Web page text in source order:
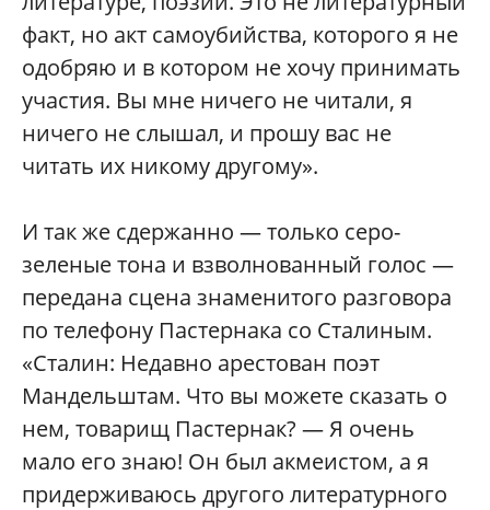
факт, но акт самоубийства, которого я не
одобряю и в котором не хочу принимать
участия. Вы мне ничего не читали, я
ничего не слышал, и прошу вас не
читать их никому другому».
И так же сдержанно — только серо-
зеленые тона и взволнованный голос —
передана сцена знаменитого разговора
по телефону Пастернака со Сталиным.
«Сталин: Недавно арестован поэт
Мандельштам. Что вы можете сказать о
нем, товарищ Пастернак? — Я очень
мало его знаю! Он был акмеистом, а я
придерживаюсь другого литературного